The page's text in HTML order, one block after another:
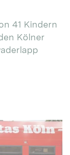
41 Kindern
Kölner